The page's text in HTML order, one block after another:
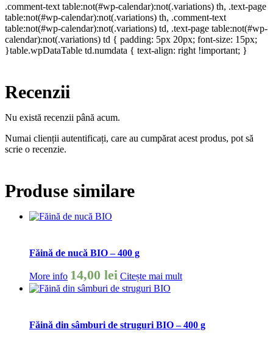
.comment-text table:not(#wp-calendar):not(.variations) th, .text-page
table:not(#wp-calendar):not(.variations) th, .comment-text
table:not(#wp-calendar):not(.variations) td, .text-page table:not(#wp-
calendar):not(.variations) td { padding: 5px 20px; font-size: 15px;
}table.wpDataTable td.numdata { text-align: right !important; }
Recenzii
Nu există recenzii până acum.
Numai clienții autentificați, care au cumpărat acest produs, pot să
scrie o recenzie.
Produse similare
Făină de nucă BIO – 400 g
More info 14,00 lei Citește mai mult
Făină din sâmburi de struguri BIO – 400 g